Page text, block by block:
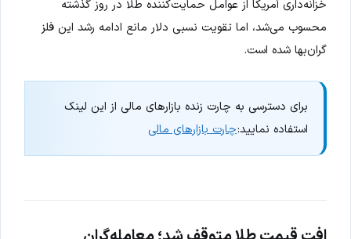
خزانه‌داری آمریکا از عوامل حمایت‌کننده طلا در روز گذشته
محسوب می‌شد، اما تقویت نسبی دلار مانع ادامه رشد این فلز
گران‌بها شده است.
برای دسترسی به چارت زنده بازارهای مالی از این لینک
استفاده نمایید:چارت بازارهای مالی